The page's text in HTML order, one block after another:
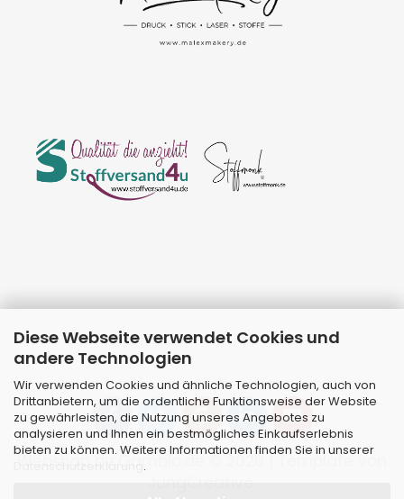
Diese Webseite verwendet Cookies und
andere Technologien
Wir verwenden Cookies und ähnliche Technologien, auch von
Drittanbietern, um die ordentliche Funktionsweise der Website
zu gewährleisten, die Nutzung unseres Angebotes zu
analysieren und Ihnen ein bestmögliches Einkaufserlebnis
bieten zu können. Weitere Informationen finden Sie in unserer
.
Webshopby Gambio.de © 2026 | Template von